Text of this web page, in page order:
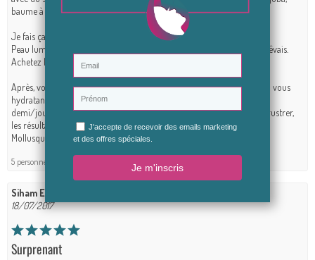
baume à lèvres et dodo.
Je fais ça depuis 3 mois, j'ai jamais vu un tel résultat.
Peau lumineuse, hydratée, matifiée.. bref c'est très très agréable, j'en rêvais.
Achetez le les yeux fermés, il convient vraiment à tout type de peau !
Après, votre peau reflète ce que vous mangez donc aidez le mucus en vous
hydratant bien, buvez, buvez de l'eau tout au long de la journée (1L et
demi/jour) et essayez de manger le plus sainement possible sans se frustrer,
les résultats seront obligatoirement là !
Mollusquement vôtre.
5 personne(s) sur 5 ont trouvé ce commentaire utile.
Siham E
18/07/2017
Surprenant